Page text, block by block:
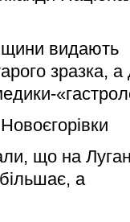
видають
зразка, а
що на
а